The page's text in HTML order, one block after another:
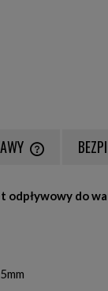
CENA NIE
PŁATNOŚCI
odpływowy do